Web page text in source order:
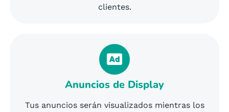
clientes.
Anuncios de Display
Tus anuncios serán visualizados mientras los